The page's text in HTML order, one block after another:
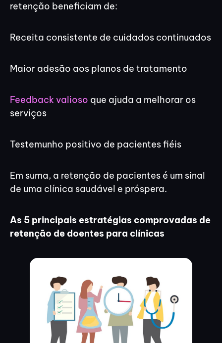
retenção beneficiam de:
Receita consistente de cuidados continuados
Maior adesão aos planos de tratamento
Feedback valioso que ajuda a melhorar os
serviços
Testemunho positivo de pacientes fiéis
Em suma, a retenção de pacientes é um sinal
de uma clínica saudável e próspera.
As 5 principais estratégias comprovadas de
retenção de doentes para clínicas